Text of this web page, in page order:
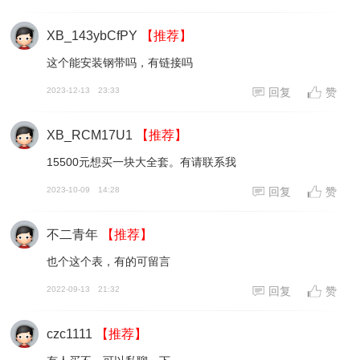
XB_143ybCfPY 【推荐】
这个能安装钢带吗，有链接吗
2023-12-13 23:33 回复 赞
XB_RCM17U1 【推荐】
15500元想买一块大全套。有请联系我
2023-10-09 14:28 回复 赞
不二青年 【推荐】
也个这个表，有的可留言
2022-09-13 21:32 回复 赞
czc1111 【推荐】